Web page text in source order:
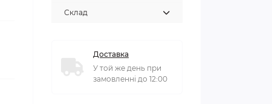
Склад
Доставка
У той же день при
замовленні до 12:00